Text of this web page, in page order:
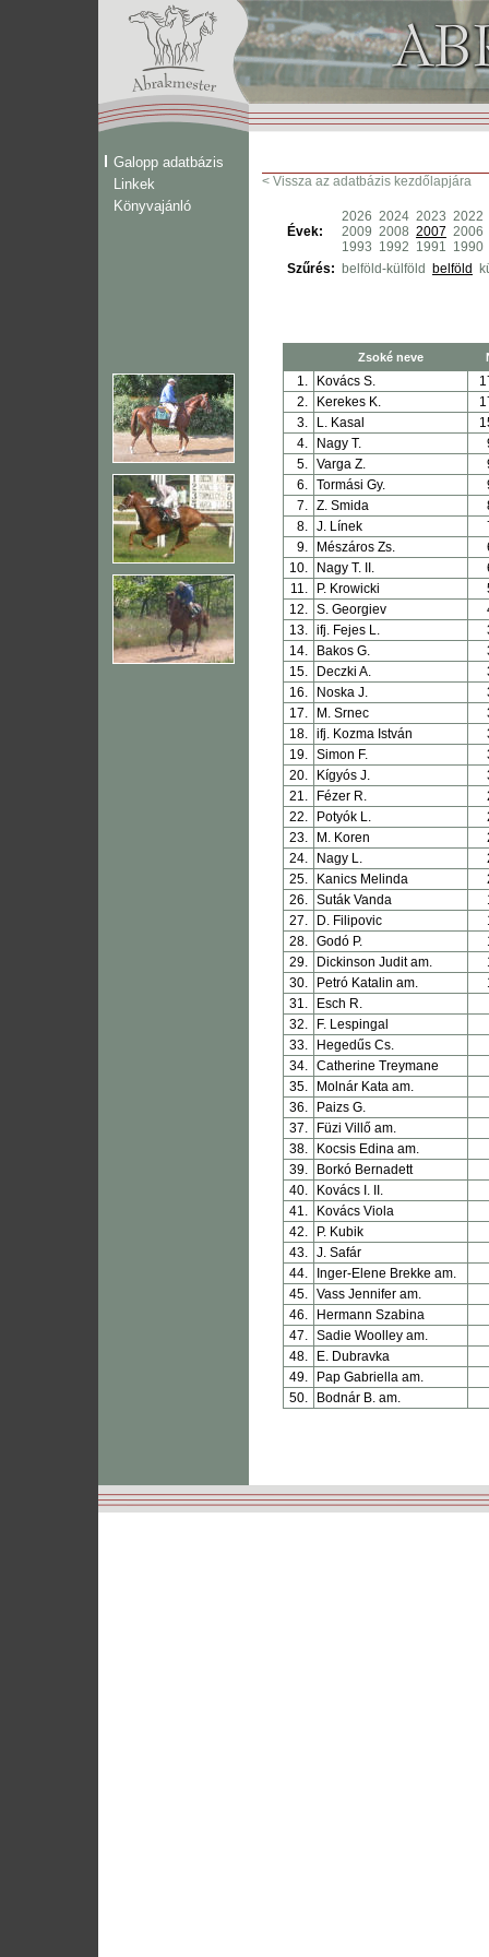
Galopp adatbázis
Linkek
Könyvajánló
< Vissza az adatbázis kezdőlapjára
Évek:
2026 2024 2023 2022
2009 2008 2007 2006
1993 1992 1991 1990
Szűrés: belföld-külföld belföld
Zsoké neve
1. Kovács S.
2.
Kerekes K.
3.
L. Kasal
4.
Nagy T.
5. Varga Z.
6. Tormási Gy.
7. Z. Smida
8. J. Línek
9.
Mészáros Zs.
10.
Nagy T. II.
11.
P. Krowicki
12. S. Georgiev
13. ifj. Fejes L.
14.
Bakos G.
15.
Deczki A.
16.
Noska J.
17.
M. Srnec
18. ifj. Kozma István
19. Simon F.
20.
Kígyós J.
21.
Fézer R.
22.
Potyók L.
23.
M. Koren
24.
Nagy L.
25.
Kanics Melinda
26. Suták Vanda
27.
D. Filipovic
28. Godó P.
29.
Dickinson Judit am.
30.
Petró Katalin am.
31.
Esch R.
32.
F. Lespingal
33.
Hegedűs Cs.
34. Catherine Treymane
35.
Molnár Kata am.
36.
Paizs G.
37.
Füzi Villő am.
38.
Kocsis Edina am.
39.
Borkó Bernadett
40.
Kovács I. II.
41.
Kovács Viola
42.
P. Kubik
43. J. Safár
44.
Inger-Elene Brekke am.
45. Vass Jennifer am.
46.
Hermann Szabina
47. Sadie Woolley am.
48.
E. Dubravka
49.
Pap Gabriella am.
50.
Bodnár B. am.